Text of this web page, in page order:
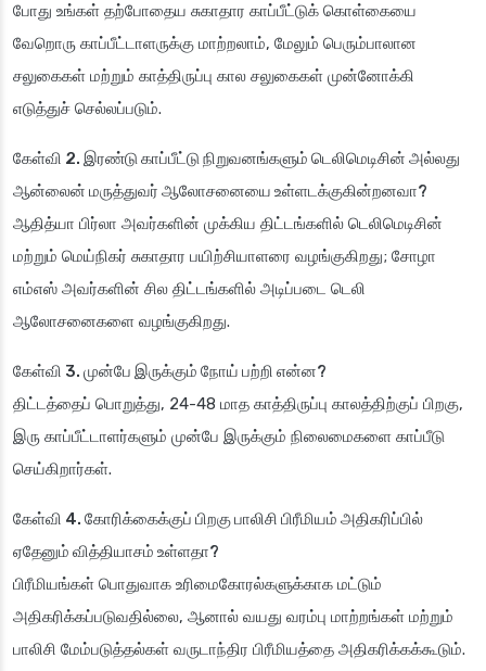
போது உங்கள் தற்போதைய சுகாதார காப்பீட்டுக் கொள்கையை
வேறொரு காப்பீட்டாளருக்கு மாற்றலாம், மேலும் பெரும்பாலான
சலுகைகள் மற்றும் காத்திருப்பு கால சலுகைகள் முன்னோக்கி
எடுத்துச் செல்லப்படும்.
கேள்வி 2. இரண்டு காப்பீட்டு நிறுவனங்களும் டெலிமெடிசின் அல்லது
ஆன்லைன் மருத்துவர் ஆலோசனையை உள்ளடக்குகின்றனவா?
ஆதித்யா பிர்லா அவர்களின் முக்கிய திட்டங்களில் டெலிமெடிசின்
மற்றும் மெய்நிகர் சுகாதார பயிற்சியாளரை வழங்குகிறது; சோழா
எம்எஸ் அவர்களின் சில திட்டங்களில் அடிப்படை டெலி
ஆலோசனைகளை வழங்குகிறது.
கேள்வி 3. முன்பே இருக்கும் நோய் பற்றி என்ன?
திட்டத்தைப் பொறுத்து, 24-48 மாத காத்திருப்பு காலத்திற்குப் பிறகு,
இரு காப்பீட்டாளர்களும் முன்பே இருக்கும் நிலைமைகளை காப்பீடு
செய்கிறார்கள்.
கேள்வி 4. கோரிக்கைக்குப் பிறகு பாலிசி பிரீமியம் அதிகரிப்பில்
ஏதேனும் வித்தியாசம் உள்ளதா?
பிரீமியங்கள் பொதுவாக உரிமைகோரல்களுக்காக மட்டும்
அதிகரிக்கப்படுவதில்லை, ஆனால் வயது வரம்பு மாற்றங்கள் மற்றும்
பாலிசி மேம்படுத்தல்கள் வருடாந்திர பிரீமியத்தை அதிகரிக்கக்கூடும்.